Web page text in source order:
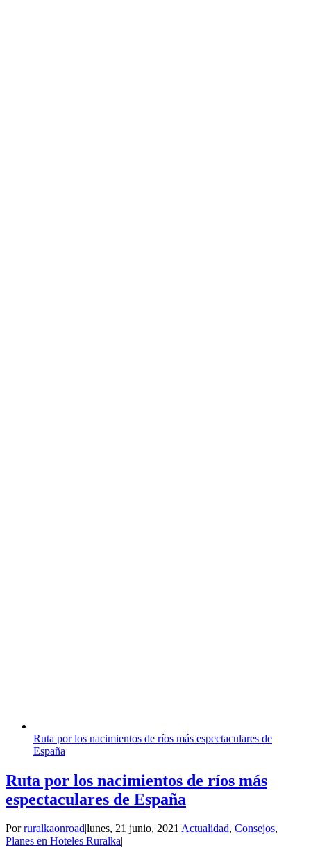
Ruta por los nacimientos de ríos más espectaculares de
España
Ruta por los nacimientos de ríos más
espectaculares de España
Porruralkaonroad|lunes, 21 junio, 2021|Actualidad, Consejos,
Planes en Hoteles Ruralka|